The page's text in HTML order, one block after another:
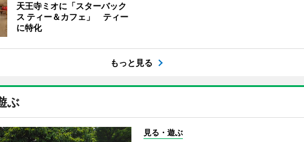
天王寺ミオに「スターバック
ス ティー＆カフェ」 ティー
に特化
もっと見る
ぶ
見る・遊ぶ